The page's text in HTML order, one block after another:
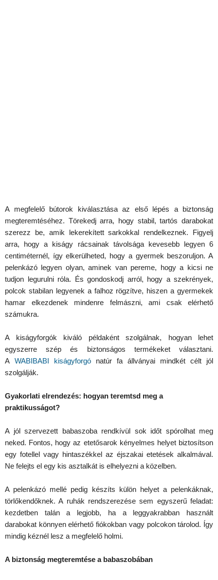
A megfelelő bútorok kiválasztása az első lépés a biztonság
megteremtéséhez. Törekedj arra, hogy stabil, tartós darabokat
szerezz be, amik lekerekített sarkokkal rendelkeznek. Figyelj
arra, hogy a kiságy rácsainak távolsága kevesebb legyen 6
centiméternél, így elkerülheted, hogy a gyermek beszoruljon. A
pelenkázó legyen olyan, aminek van pereme, hogy a kicsi ne
tudjon legurulni róla. És gondoskodj arról, hogy a szekrények,
polcok stabilan legyenek a falhoz rögzítve, hiszen a gyermekek
hamar elkezdenek mindenre felmászni, ami csak elérhető
számukra.
A kiságyforgók kiváló példaként szolgálnak, hogyan lehet
egyszerre szép és biztonságos termékeket választani.
A WABIBABI kiságyforgó natúr fa állványai mindkét célt jól
szolgálják.
Gyakorlati elrendezés: hogyan teremtsd meg a
praktikusságot?
A jól szervezett babaszoba rendkívül sok időt spórolhat meg
neked. Fontos, hogy az etetősarok kényelmes helyet biztosítson
egy fotellel vagy hintaszékkel az éjszakai etetések alkalmával.
Ne felejts el egy kis asztalkát is elhelyezni a közelben.
A pelenkázó mellé pedig készíts külön helyet a pelenkáknak,
törlőkendőknek. A ruhák rendszerezése sem egyszerű feladat:
kezdetben talán a legjobb, ha a leggyakrabban használt
darabokat könnyen elérhető fiókokban vagy polcokon tárolod. Így
mindig kéznél lesz a megfelelő holmi.
A biztonság megteremtése a babaszobában